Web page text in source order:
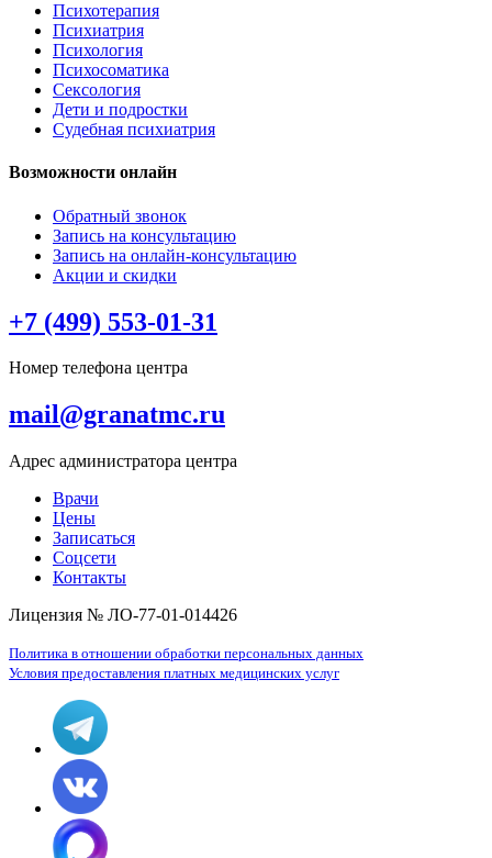
Психотерапия
Психиатрия
Психология
Психосоматика
Сексология
Дети и подростки
Судебная психиатрия
Возможности онлайн
Обратный звонок
Запись на консультацию
Запись на онлайн-консультацию
Акции и скидки
+7 (499) 553-01-31
Номер телефона центра
mail@granatmc.ru
Адрес администратора центра
Врачи
Цены
Записаться
Соцсети
Контакты
Лицензия № ЛО-77-01-014426
Политика в отношении обработки персональных данных
Условия предоставления платных медицинских услуг